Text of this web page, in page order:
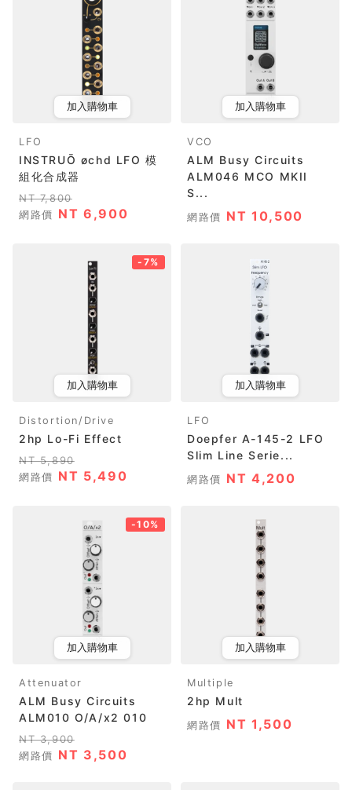
加入購物車
LFO
INSTRUŌ øchd LFO 模
組化合成器
NT 7,800
網路價 NT 6,900
加入購物車
VCO
ALM Busy Circuits
ALM046 MCO MKII
S...
網路價 NT 10,500
-7%
加入購物車
Distortion/Drive
2hp Lo-Fi Effect
NT 5,890
網路價 NT 5,490
加入購物車
LFO
Doepfer A-145-2 LFO
Slim Line Serie...
網路價 NT 4,200
-10%
加入購物車
Attenuator
ALM Busy Circuits
ALM010 O/A/x2 010
NT 3,900
網路價 NT 3,500
加入購物車
Multiple
2hp Mult
網路價 NT 1,500